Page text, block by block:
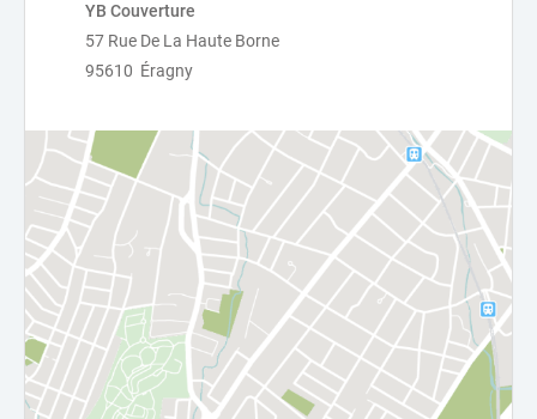
YB Couverture
57 Rue De La Haute Borne
95610 Éragny